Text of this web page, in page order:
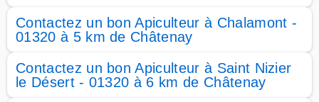
Contactez un bon Apiculteur à Chalamont -
01320 à 5 km de Châtenay
Contactez un bon Apiculteur à Saint Nizier
le Désert - 01320 à 6 km de Châtenay